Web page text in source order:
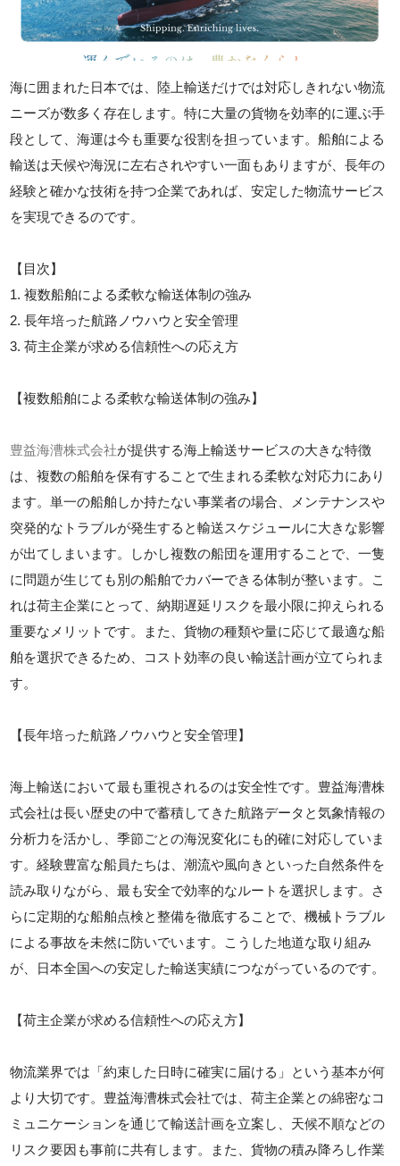
海に囲まれた日本では、陸上輸送だけでは対応しきれない物流
ニーズが数多く存在します。特に大量の貨物を効率的に運ぶ手
段として、海運は今も重要な役割を担っています。船舶による
輸送は天候や海況に左右されやすい一面もありますが、長年の
経験と確かな技術を持つ企業であれば、安定した物流サービス
を実現できるのです。
【目次】
1. 複数船舶による柔軟な輸送体制の強み
2. 長年培った航路ノウハウと安全管理
3. 荷主企業が求める信頼性への応え方
【複数船舶による柔軟な輸送体制の強み】
豊益海漕株式会社が提供する海上輸送サービスの大きな特徴
は、複数の船舶を保有することで生まれる柔軟な対応力にあり
ます。単一の船舶しか持たない事業者の場合、メンテナンスや
突発的なトラブルが発生すると輸送スケジュールに大きな影響
が出てしまいます。しかし複数の船団を運用することで、一隻
に問題が生じても別の船舶でカバーできる体制が整います。こ
れは荷主企業にとって、納期遅延リスクを最小限に抑えられる
重要なメリットです。また、貨物の種類や量に応じて最適な船
舶を選択できるため、コスト効率の良い輸送計画が立てられま
す。
【長年培った航路ノウハウと安全管理】
海上輸送において最も重視されるのは安全性です。豊益海漕株
式会社は長い歴史の中で蓄積してきた航路データと気象情報の
分析力を活かし、季節ごとの海況変化にも的確に対応していま
す。経験豊富な船員たちは、潮流や風向きといった自然条件を
読み取りながら、最も安全で効率的なルートを選択します。さ
らに定期的な船舶点検と整備を徹底することで、機械トラブル
による事故を未然に防いでいます。こうした地道な取り組み
が、日本全国への安定した輸送実績につながっているのです。
【荷主企業が求める信頼性への応え方】
物流業界では「約束した日時に確実に届ける」という基本が何
より大切です。豊益海漕株式会社では、荷主企業との綿密なコ
ミュニケーションを通じて輸送計画を立案し、天候不順などの
リスク要因も事前に共有します。また、貨物の積み降ろし作業